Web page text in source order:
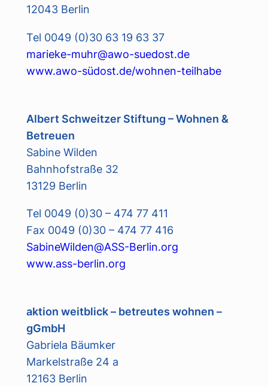
12043 Berlin
Tel 0049 (0)30 63 19 63 37
marieke-muhr@awo-suedost.de
www.awo-südost.de/wohnen-teilhabe
Albert Schweitzer Stiftung – Wohnen &
Betreuen
Sabine Wilden
Bahnhofstraße 32
13129 Berlin
Tel 0049 (0)30 – 474 77 411
Fax 0049 (0)30 – 474 77 416
SabineWilden@ASS-Berlin.org
www.ass-berlin.org
aktion weitblick – betreutes wohnen –
gGmbH
Gabriela Bäumker
Markelstraße 24 a
12163 Berlin